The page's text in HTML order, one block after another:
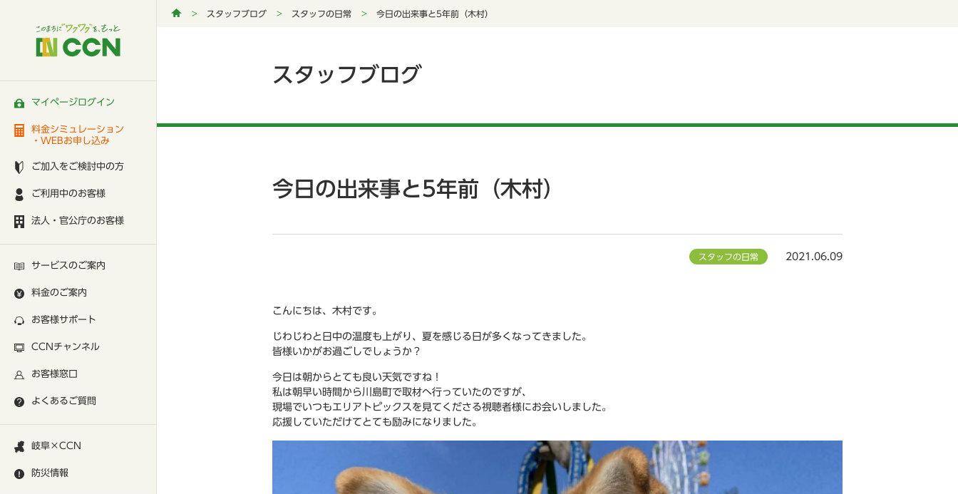
マイページログイン
料金シミュレーション
・WEBお申し込み
ご加入をご検討中の方
ご利用中のお客様
法人・官公庁のお客様
サービスのご案内
料金のご案内
お客様サポート
CCNチャンネル
お客様窓口
よくあるご質問
岐阜×CCN
防災情報
スタッフブログ スタッフの日常 今日の出来事と5年前（木村）
スタッフブログ
今日の出来事と5年前（木村）
スタッフの日常 2021.06.09
こんにちは、木村です。
じわじわと日中の温度も上がり、夏を感じる日が多くなってきました。
皆様いかがお過ごしでしょうか？
今日は朝からとても良い天気ですね！
私は朝早い時間から川島町で取材へ行っていたのですが、
現場でいつもエリアトピックスを見てくださる視聴者様にお会いしました。
応援していただけてとても励みになりました。